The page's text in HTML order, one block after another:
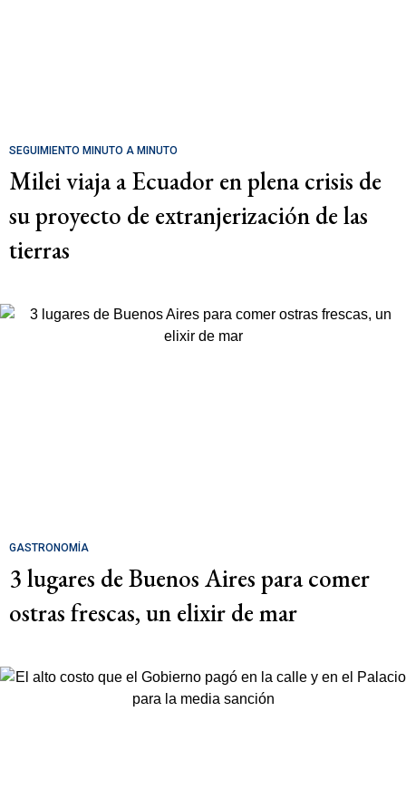
SEGUIMIENTO MINUTO A MINUTO
Milei viaja a Ecuador en plena crisis de
su proyecto de extranjerización de las
tierras
GASTRONOMÍA
3 lugares de Buenos Aires para comer
ostras frescas, un elixir de mar